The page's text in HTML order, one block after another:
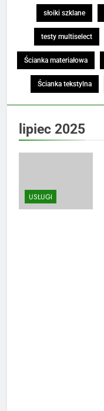
lipiec 2025
USŁUGI
słoiki szklane
testy multiselect
Ścianka materiałowa
Ścianka tekstylna